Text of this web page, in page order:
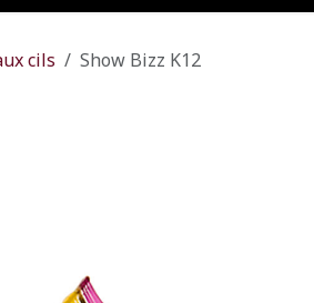
cils Show Bizz K12